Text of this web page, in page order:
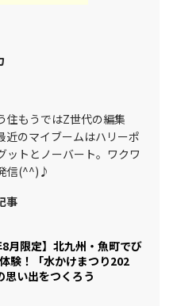
住もうではZ世代の編集
近のマイブームはハリーポ
ットとノーバート。ワクワ
信(^^)♪
事
8月限定】北九州・魚町でび
験！「水かけまつり202
思い出をつくろう